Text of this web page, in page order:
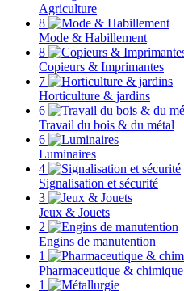
Agriculture
8
Mode & Habillement
8
Copieurs & Imprimantes
7
Horticulture & jardins
6
Travail du bois & du métal
6
Luminaires
4
Signalisation et sécurité
3
Jeux & Jouets
2
Engins de manutention
1
Pharmaceutique & chimique
1